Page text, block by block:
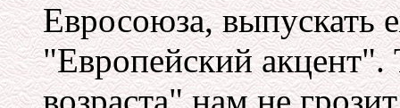
Евросоюза, выпускать
"Европейский акцент".